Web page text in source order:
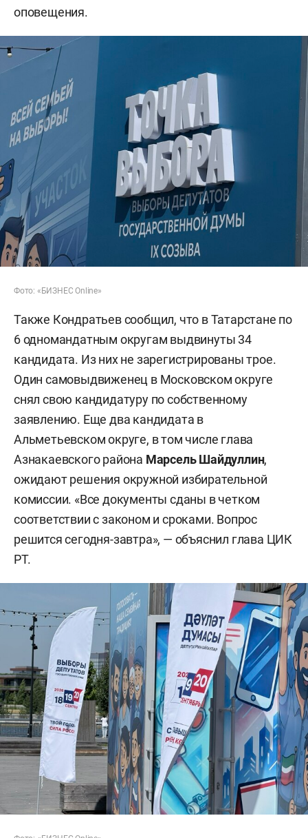
оповещения.
Фото: «БИЗНЕС Online»
Также Кондратьев сообщил, что в Татарстане по
6 одномандатным округам выдвинуты 34
кандидата. Из них не зарегистрированы трое.
Один самовыдвиженец в Московском округе
снял свою кандидатуру по собственному
заявлению. Еще два кандидата в
Альметьевском округе, в том числе глава
Азнакаевского района Марсель Шайдуллин,
ожидают решения окружной избирательной
комиссии. «Все документы сданы в четком
соответствии с законом и сроками. Вопрос
решится сегодня-завтра», — объяснил глава ЦИК
РТ.